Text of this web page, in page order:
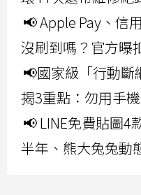
📢 Apple Pay、信
沒刷到嗎？官方曝
📢國家級「行動斷
揭3重點：勿用手
📢 LINE免費貼圖4
半年、熊大兔兔動